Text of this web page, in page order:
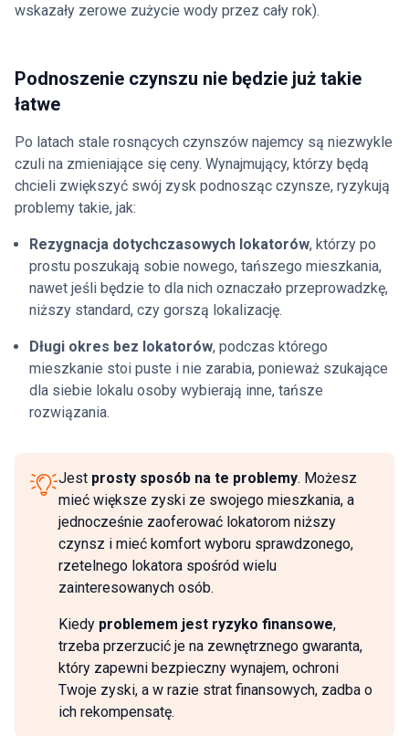
wskazały zerowe zużycie wody przez cały rok).
Podnoszenie czynszu nie będzie już takie
łatwe
Po latach stale rosnących czynszów najemcy są niezwykle
czuli na zmieniające się ceny. Wynajmujący, którzy będą
chcieli zwiększyć swój zysk podnosząc czynsze, ryzykują
problemy takie, jak:
Rezygnacja dotychczasowych lokatorów, którzy po
prostu poszukają sobie nowego, tańszego mieszkania,
nawet jeśli będzie to dla nich oznaczało przeprowadzkę,
niższy standard, czy gorszą lokalizację.
Długi okres bez lokatorów, podczas którego
mieszkanie stoi puste i nie zarabia, ponieważ szukające
dla siebie lokalu osoby wybierają inne, tańsze
rozwiązania.
Jest prosty sposób na te problemy. Możesz
mieć większe zyski ze swojego mieszkania, a
jednocześnie zaoferować lokatorom niższy
czynsz i mieć komfort wyboru sprawdzonego,
rzetelnego lokatora spośród wielu
zainteresowanych osób.
Kiedy problemem jest ryzyko finansowe,
trzeba przerzucić je na zewnętrznego gwaranta,
który zapewni bezpieczny wynajem, ochroni
Twoje zyski, a w razie strat finansowych, zadba o
ich rekompensatę.